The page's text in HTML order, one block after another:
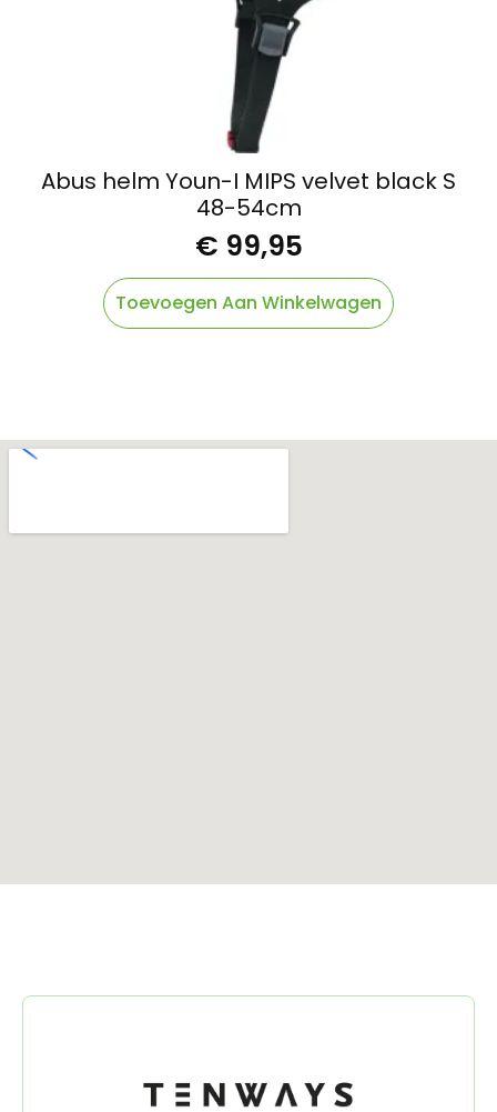
Abus helm Youn-I MIPS velvet black S
48-54cm
€ 99,95
Toevoegen Aan Winkelwagen